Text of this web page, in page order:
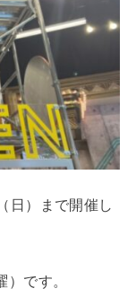
日）まで開催し
です。